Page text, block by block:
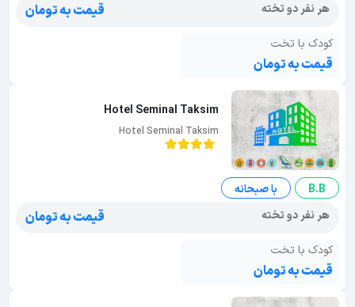
هر نفر دو تخته
قیمت به تومان
کودک با تخت
قیمت به تومان
Hotel Seminal Taksim
Hotel Seminal Taksim
B.B
با صبحانه
هر نفر دو تخته
قیمت به تومان
کودک با تخت
قیمت به تومان